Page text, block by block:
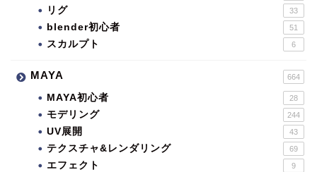
リグ 33
blender初心者 51
スカルプト 6
MAYA 664
MAYA初心者 28
モデリング 244
UV展開 43
テクスチャ&レンダリング 69
エフェクト 9